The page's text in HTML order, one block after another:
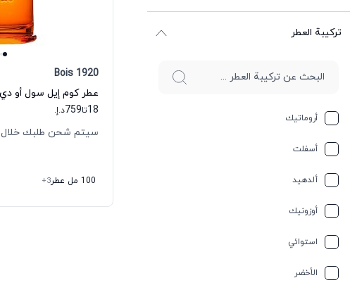
ترکیبة العطر
أروماتيك
أسفلت
ألدهيد
أوزونيك
استوائي
الأخضر
Bois 1920
18تا759د.إ.
سيتم شحن طلبك خلال 2 يوم عمل
100 مل عطر +3